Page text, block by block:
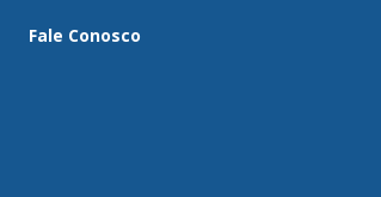
Fale Conosco